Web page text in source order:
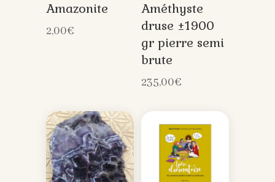
Amazonite
2,00€
Améthyste
druse ±1900
gr pierre semi
brute
235,00€